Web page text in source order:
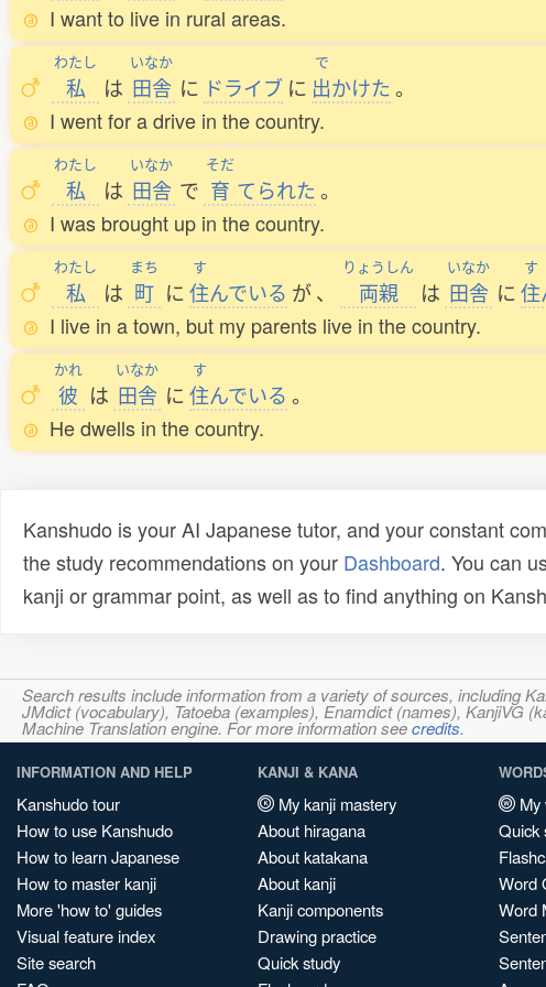
I want to live in rural areas.
わたし
私 は
いなか
田舎 に ドライブ に
で
出かけた。
I went for a drive in the country.
わたし
私 は
いなか
田舎 で
そだ
育 てられた。
I was brought up in the country.
わたし
私 は
まち
町 に
す
住んでいる が、
りょうしん
両親 は
いなか
田舎 に
す
住
I live in a town, but my parents live in the country.
かれ
彼 は
いなか
田舎 に
す
住んでいる 。
He dwells in the country.
Kanshudo is your AI Japanese tutor, and your constant
the study recommendations on your Dashboard. You can
kanji or grammar point, as well as to find anything on
Search results include information from a variety of sources, including
JMdict (vocabulary), Tatoeba (examples), Enamdict (names), KanjiVG
Machine Translation engine. For more information seecredits.
INFORMATION AND HELP
Kanshudo tour
How to use Kanshudo
How to learn Japanese
How to master kanji
More 'how to' guides
Visual feature index
Site search
KANJI & KANA
My kanji mastery
About hiragana
About katakana
About kanji
Kanji components
Drawing practice
Quick study
My
Quick
Word
Word